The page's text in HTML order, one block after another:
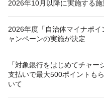
2026年10月以降に実施する施
2026年度「自治体マイナポ
ャンペーンの実施が決定
「対象銀行をはじめてチャ
支払いで最大500ポイントも
いて